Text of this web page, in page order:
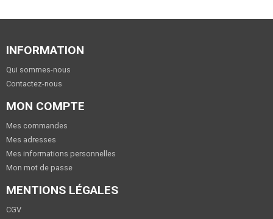
INFORMATION
Qui sommes-nous
Contactez-nous
MON COMPTE
Mes commandes
Mes adresses
Mes informations personnelles
Mon mot de passe
MENTIONS LÉGALES
CGV